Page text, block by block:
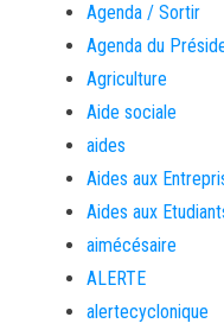
Agenda / Sortir
Agenda du
Agriculture
Aide sociale
aides
Aides aux
Aides aux
aimécésaire
ALERTE
alertecyclonique